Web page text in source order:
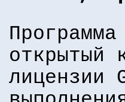
открытый
лицензии